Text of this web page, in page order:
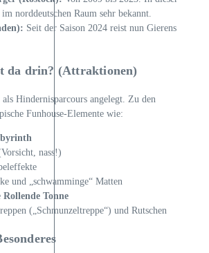
norddeutschen Raum sehr bekannt.
Seit der Saison 2024 reist nun Gierens
da drin? (Attraktionen)
als Hindernisparcours angelegt. Zu den
Funhouse-Elemente wie:
nass!)
und „schwamminge“ Matten
Rollende Tonne
(„Schmunzeltreppe“) und Rutschen